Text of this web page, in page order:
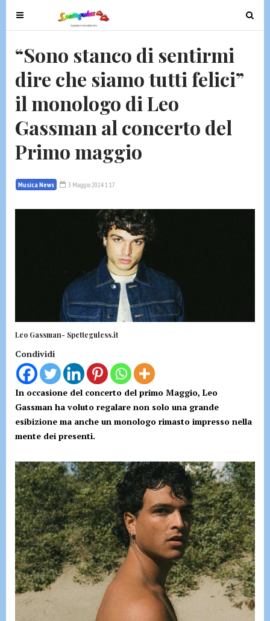
T
o
g
e
n
v
i
g
t
T
o
“Sono stanco di sentirmi
dire che siamo tutti felici”
il monologo di Leo
Gassman al concerto del
Primo maggio
Musica News 3 Maggio 2024 1:17
Leo Gassman- Spetteguless.it
Condividi
In occasione del concerto del primo Maggio, Leo
Gassman ha voluto regalare non solo una grande
esibizione ma anche un monologo rimasto impresso nella
mente dei presenti.